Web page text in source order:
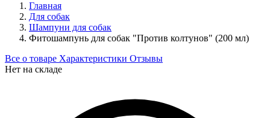
Главная
Для собак
Шампуни для собак
Фитошампунь для собак "Против колтунов" (200 мл)
Все о товаре Характеристики Отзывы
Нет на складе